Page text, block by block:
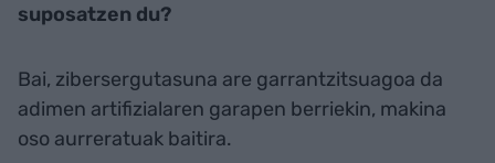
suposatzen du?
Bai, zibersergutasuna are garrantzitsuagoa da
adimen artifizialaren garapen berriekin, makina
oso aurreratuak baitira.